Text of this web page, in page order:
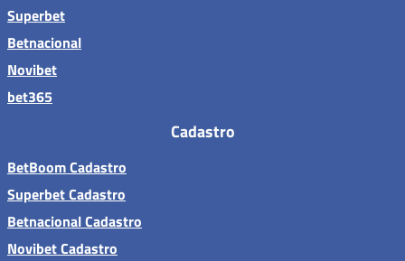
Superbet
Betnacional
Novibet
bet365
Cadastro
BetBoom Cadastro
Superbet Cadastro
Betnacional Cadastro
Novibet Cadastro